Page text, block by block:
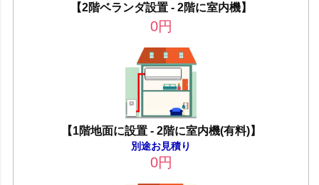
【2階ベランダ設置 - 2階に室内機】
0円
【1階地面に設置 - 2階に室内機(有料)】
別途お見積り
0円